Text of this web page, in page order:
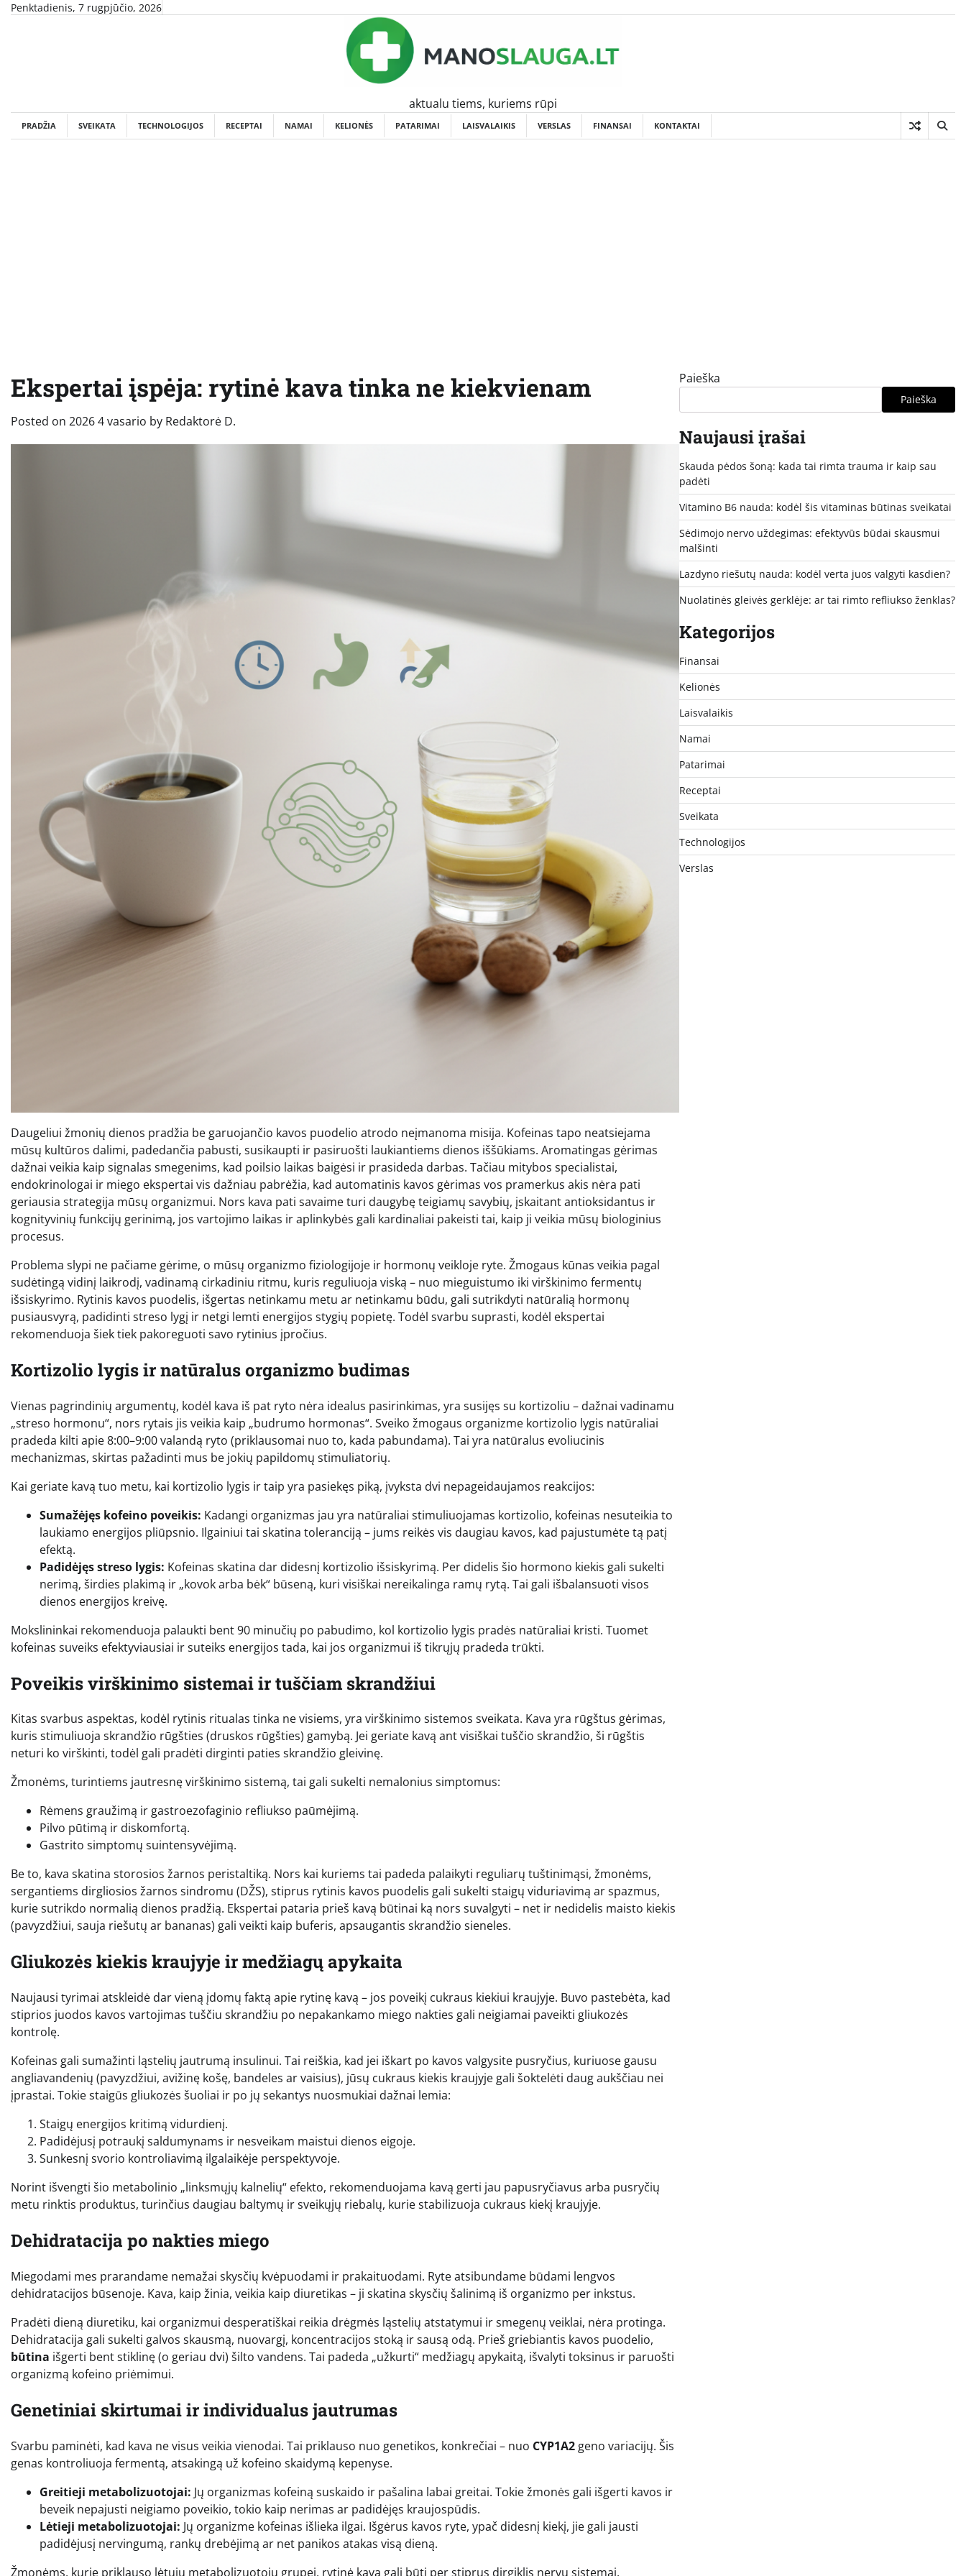
SkipPenktadienis, 7 rugpjūčio, 2026
aktualu tiems, kuriems rūpi
PRADŽIA SVEIKATA TECHNOLOGIJOS RECEPTAI NAMAI KELIONĖS PATARIMAI LAISVALAIKIS VERSLAS FINANSAI KONTAKTAI
Ekspertai įspėja: rytinė kava tinka ne kiekvienam
Posted on 2026 4 vasario by Redaktorė D.
Daugeliui žmonių dienos pradžia be garuojančio kavos puodelio atrodo neįmanoma misija. Kofeinas tapo neatsiejama
mūsų kultūros dalimi, padedančia pabusti, susikaupti ir pasiruošti laukiantiems dienos iššūkiams. Aromatingas gėrimas
dažnai veikia kaip signalas smegenims, kad poilsio laikas baigėsi ir prasideda darbas. Tačiau mitybos specialistai,
endokrinologai ir miego ekspertai vis dažniau pabrėžia, kad automatinis kavos gėrimas vos pramerkus akis nėra pati
geriausia strategija mūsų organizmui. Nors kava pati savaime turi daugybę teigiamų savybių, įskaitant antioksidantus ir
kognityvinių funkcijų gerinimą, jos vartojimo laikas ir aplinkybės gali kardinaliai pakeisti tai, kaip ji veikia mūsų biologinius
procesus.
Problema slypi ne pačiame gėrime, o mūsų organizmo fiziologijoje ir hormonų veikloje ryte. Žmogaus kūnas veikia pagal
sudėtingą vidinį laikrodį, vadinamą cirkadiniu ritmu, kuris reguliuoja viską – nuo mieguistumo iki virškinimo fermentų
išsiskyrimo. Rytinis kavos puodelis, išgertas netinkamu metu ar netinkamu būdu, gali sutrikdyti natūralią hormonų
pusiausvyrą, padidinti streso lygį ir netgi lemti energijos stygių popietę. Todėl svarbu suprasti, kodėl ekspertai
rekomenduoja šiek tiek pakoreguoti savo rytinius įpročius.
Kortizolio lygis ir natūralus organizmo budimas
Vienas pagrindinių argumentų, kodėl kava iš pat ryto nėra idealus pasirinkimas, yra susijęs su kortizoliu – dažnai vadinamu
„streso hormonu“, nors rytais jis veikia kaip „budrumo hormonas“. Sveiko žmogaus organizme kortizolio lygis natūraliai
pradeda kilti apie 8:00–9:00 valandą ryto (priklausomai nuo to, kada pabundama). Tai yra natūralus evoliucinis
mechanizmas, skirtas pažadinti mus be jokių papildomų stimuliatorių.
Kai geriate kavą tuo metu, kai kortizolio lygis ir taip yra pasiekęs piką, įvyksta dvi nepageidaujamos reakcijos:
Sumažėjęs kofeino poveikis: Kadangi organizmas jau yra natūraliai stimuliuojamas kortizolio, kofeinas nesuteikia to
laukiamo energijos pliūpsnio. Ilgainiui tai skatina toleranciją – jums reikės vis daugiau kavos, kad pajustumėte tą patį
efektą.
Padidėjęs streso lygis: Kofeinas skatina dar didesnį kortizolio išsiskyrimą. Per didelis šio hormono kiekis gali sukelti
nerimą, širdies plakimą ir „kovok arba bėk“ būseną, kuri visiškai nereikalinga ramų rytą. Tai gali išbalansuoti visos
dienos energijos kreivę.
Mokslininkai rekomenduoja palaukti bent 90 minučių po pabudimo, kol kortizolio lygis pradės natūraliai kristi. Tuomet
kofeinas suveiks efektyviausiai ir suteiks energijos tada, kai jos organizmui iš tikrųjų pradeda trūkti.
Poveikis virškinimo sistemai ir tuščiam skrandžiui
Kitas svarbus aspektas, kodėl rytinis ritualas tinka ne visiems, yra virškinimo sistemos sveikata. Kava yra rūgštus gėrimas,
kuris stimuliuoja skrandžio rūgšties (druskos rūgšties) gamybą. Jei geriate kavą ant visiškai tuščio skrandžio, ši rūgštis
neturi ko virškinti, todėl gali pradėti dirginti paties skrandžio gleivinę.
Žmonėms, turintiems jautresnę virškinimo sistemą, tai gali sukelti nemalonius simptomus:
Rėmens graužimą ir gastroezofaginio refliukso paūmėjimą.
Pilvo pūtimą ir diskomfortą.
Gastrito simptomų suintensyvėjimą.
Be to, kava skatina storosios žarnos peristaltiką. Nors kai kuriems tai padeda palaikyti reguliarų tuštinimąsi, žmonėms,
sergantiems dirgliosios žarnos sindromu (DŽS), stiprus rytinis kavos puodelis gali sukelti staigų viduriavimą ar spazmus,
kurie sutrikdo normalią dienos pradžią. Ekspertai pataria prieš kavą būtinai ką nors suvalgyti – net ir nedidelis maisto kiekis
(pavyzdžiui, sauja riešutų ar bananas) gali veikti kaip buferis, apsaugantis skrandžio sieneles.
Gliukozės kiekis kraujyje ir medžiagų apykaita
Naujausi tyrimai atskleidė dar vieną įdomų faktą apie rytinę kavą – jos poveikį cukraus kiekiui kraujyje. Buvo pastebėta, kad
stiprios juodos kavos vartojimas tuščiu skrandžiu po nepakankamo miego nakties gali neigiamai paveikti gliukozės
kontrolę.
Kofeinas gali sumažinti ląstelių jautrumą insulinui. Tai reiškia, kad jei iškart po kavos valgysite pusryčius, kuriuose gausu
angliavandenių (pavyzdžiui, avižinę košę, bandeles ar vaisius), jūsų cukraus kiekis kraujyje gali šoktelėti daug aukščiau nei
įprastai. Tokie staigūs gliukozės šuoliai ir po jų sekantys nuosmukiai dažnai lemia:
Staigų energijos kritimą vidurdienį.
Padidėjusį potraukį saldumynams ir nesveikam maistui dienos eigoje.
Sunkesnį svorio kontroliavimą ilgalaikėje perspektyvoje.
Norint išvengti šio metabolinio „linksmųjų kalnelių“ efekto, rekomenduojama kavą gerti jau papusryčiavus arba pusryčių
metu rinktis produktus, turinčius daugiau baltymų ir sveikųjų riebalų, kurie stabilizuoja cukraus kiekį kraujyje.
Dehidratacija po nakties miego
Miegodami mes prarandame nemažai skysčių kvėpuodami ir prakaituodami. Ryte atsibundame būdami lengvos
dehidratacijos būsenoje. Kava, kaip žinia, veikia kaip diuretikas – ji skatina skysčių šalinimą iš organizmo per inkstus.
Pradėti dieną diuretiku, kai organizmui desperatiškai reikia drėgmės ląstelių atstatymui ir smegenų veiklai, nėra protinga.
Dehidratacija gali sukelti galvos skausmą, nuovargį, koncentracijos stoką ir sausą odą. Prieš griebiantis kavos puodelio,
būtina išgerti bent stiklinę (o geriau dvi) šilto vandens. Tai padeda „užkurti“ medžiagų apykaitą, išvalyti toksinus ir paruošti
organizmą kofeino priėmimui.
Genetiniai skirtumai ir individualus jautrumas
Svarbu paminėti, kad kava ne visus veikia vienodai. Tai priklauso nuo genetikos, konkrečiai – nuo CYP1A2 geno variacijų. Šis
genas kontroliuoja fermentą, atsakingą už kofeino skaidymą kepenyse.
Greitieji metabolizuotojai: Jų organizmas kofeiną suskaido ir pašalina labai greitai. Tokie žmonės gali išgerti kavos ir
beveik nepajusti neigiamo poveikio, tokio kaip nerimas ar padidėjęs kraujospūdis.
Lėtieji metabolizuotojai: Jų organizme kofeinas išlieka ilgai. Išgėrus kavos ryte, ypač didesnį kiekį, jie gali jausti
padidėjusį nervingumą, rankų drebėjimą ar net panikos atakas visą dieną.
Žmonėms, kurie priklauso lėtųjų metabolizuotojų grupei, rytinė kava gali būti per stiprus dirgiklis nervų sistemai,
Paieška
Paieška
Naujausi įrašai
Skauda pėdos šoną: kada tai rimta trauma ir kaip sau
padėti
Vitamino B6 nauda: kodėl šis vitaminas būtinas sveikatai
Sėdimojo nervo uždegimas: efektyvūs būdai skausmui
malšinti
Lazdyno riešutų nauda: kodėl verta juos valgyti kasdien?
Nuolatinės gleivės gerklėje: ar tai rimto refliukso ženklas?
Kategorijos
Finansai
Kelionės
Laisvalaikis
Namai
Patarimai
Receptai
Sveikata
Technologijos
Verslas